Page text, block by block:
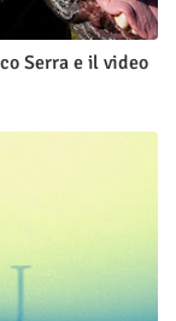
Serra e il video